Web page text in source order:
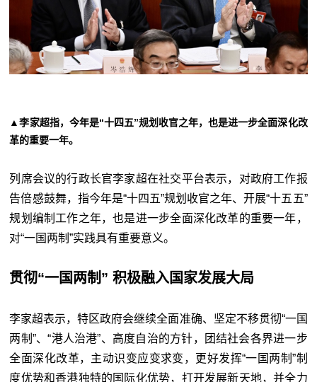
▲李家超指，今年是“十四五”规划收官之年，也是进一步全面深化改
革的重要一年。
列席会议的行政长官李家超在社交平台表示，对政府工作报
告倍感鼓舞，指今年是“十四五”规划收官之年、开展“十五五”
规划编制工作之年，也是进一步全面深化改革的重要一年，
对“一国两制”实践具有重要意义。
贯彻“一国两制” 积极融入国家发展大局
李家超表示，特区政府会继续全面准确、坚定不移贯彻“一国
两制”、“港人治港”、高度自治的方针，团结社会各界进一步
全面深化改革，主动识变应变求变，更好发挥“一国两制”制
度优势和香港独特的国际化优势，打开发展新天地，并全力